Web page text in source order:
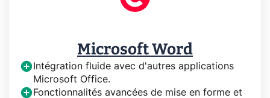
Microsoft Word
Intégration fluide avec d'autres applications
Microsoft Office.
Fonctionnalités avancées de mise en forme et